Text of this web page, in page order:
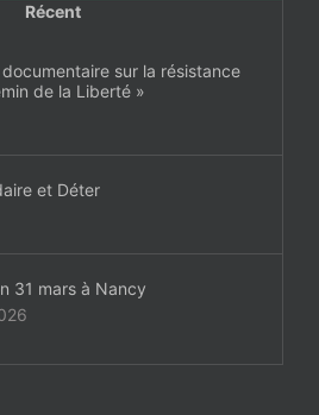
Récent
sur la résistance
de la Liberté »
et Déter
31 mars à Nancy